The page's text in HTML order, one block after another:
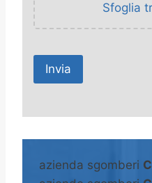
Sfoglia
A
eazienda sgomberi